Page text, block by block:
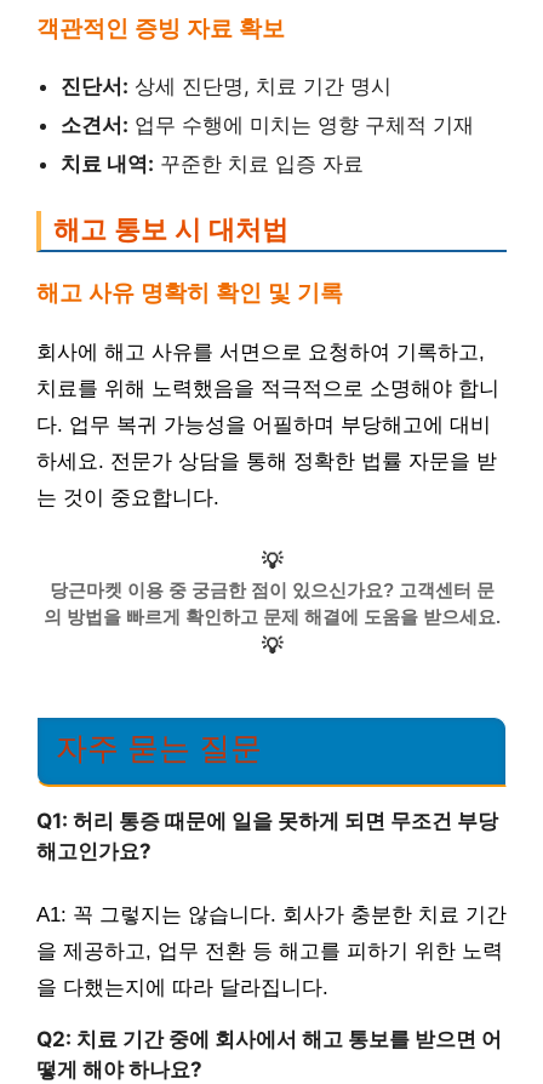
객관적인 증빙 자료 확보
진단서: 상세 진단명, 치료 기간 명시
소견서: 업무 수행에 미치는 영향 구체적 기재
치료 내역: 꾸준한 치료 입증 자료
해고 통보 시 대처법
해고 사유 명확히 확인 및 기록
회사에 해고 사유를 서면으로 요청하여 기록하고,
치료를 위해 노력했음을 적극적으로 소명해야 합니
다. 업무 복귀 가능성을 어필하며 부당해고에 대비
하세요. 전문가 상담을 통해 정확한 법률 자문을 받
는 것이 중요합니다.
💡
당근마켓 이용 중 궁금한 점이 있으신가요? 고객센터 문
의 방법을 빠르게 확인하고 문제 해결에 도움을 받으세요.
💡
자주 묻는 질문
Q1: 허리 통증 때문에 일을 못하게 되면 무조건 부당
해고인가요?
A1: 꼭 그렇지는 않습니다. 회사가 충분한 치료 기간
을 제공하고, 업무 전환 등 해고를 피하기 위한 노력
을 다했는지에 따라 달라집니다.
Q2: 치료 기간 중에 회사에서 해고 통보를 받으면 어
떻게 해야 하나요?